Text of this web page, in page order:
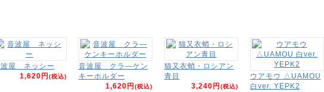
屋 ネッシー
1,620円(税込)
音波屋 クラ―ケン
キーホルダー
1,620円(税込)
猫又衣蛸・ロシアン
青目
3,240円(税込)
ウアモウ △UAMOU
白ver. YEPK2